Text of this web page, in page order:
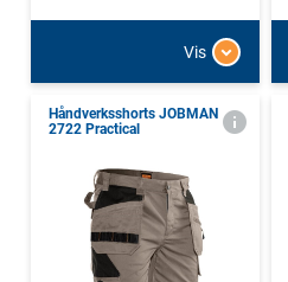
Vis
Håndverksshorts JOBMAN
2722 Practical